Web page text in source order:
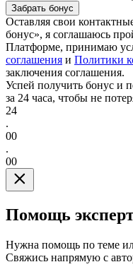
Забрать бонус
Оставляя свои
бонус», я соглашаюсь
Платформе, принимаю
соглашения и Политики
заключения соглашения.
Успей получить бонус и
за 24 часа, чтобы не
24
.
00
.
00
Помощь
Нужна помощь по теме
Свяжись напрямую с